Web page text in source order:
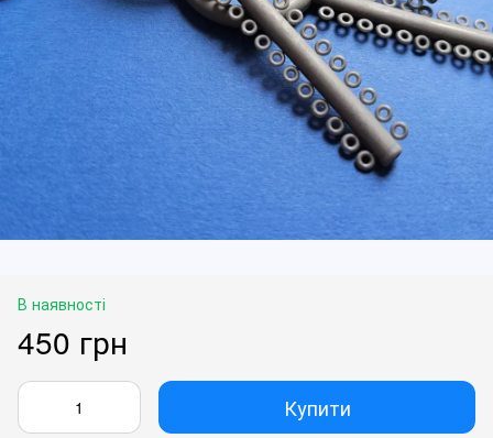
В наявності
450 грн
Купити